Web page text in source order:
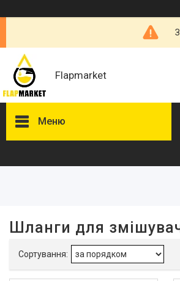
Flapmarket
Меню
Наявність
Шланги для